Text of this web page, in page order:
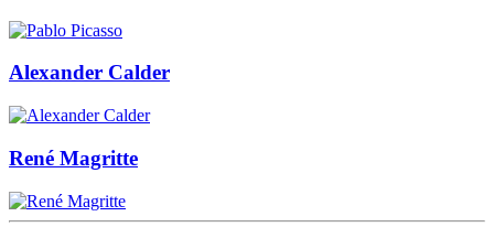
Alexander Calder
René Magritte